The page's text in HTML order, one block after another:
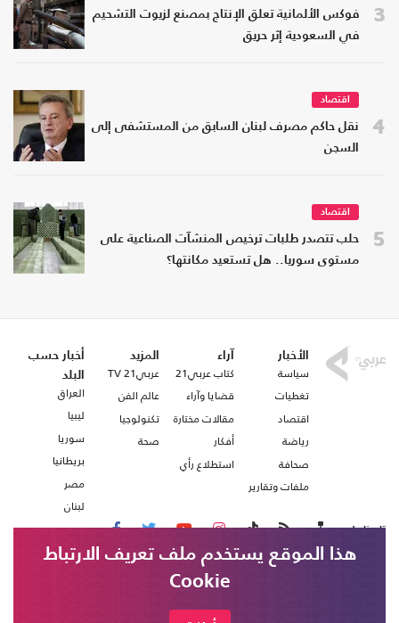
3
فوكس الألمانية تعلق الإنتاج بمصنع لزيوت التشحيم
في السعودية إثر حريق
4
اقتصاد
نقل حاكم مصرف لبنان السابق من المستشفى إلى
السجن
5
اقتصاد
حلب تتصدر طلبات ترخيص المنشآت الصناعية على
مستوى سوريا.. هل تستعيد مكانتها؟
الأخبار
سياسة
تغطيات
اقتصاد
رياضة
صحافة
ملفات وتقارير
آراء
كتاب عربي21
قضايا وآراء
مقالات مختارة
أفكار
استطلاع رأي
المزيد
عربي21 TV
عالم الفن
تكنولوجيا
صحة
أخبار حسب
البلد
العراق
ليبيا
سوريا
بريطانيا
مصر
لبنان
تابعنا على
هذا الموقع يستخدم ملف تعريف الارتباط
Cookie